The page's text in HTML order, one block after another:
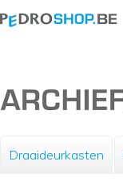
Draaideurkasten